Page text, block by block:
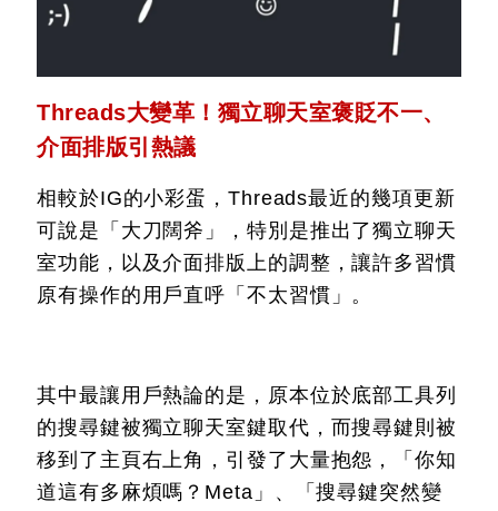
Threads大變革！獨立聊天室褒貶不一、
介面排版引熱議
相較於IG的小彩蛋，Threads最近的幾項更新
可說是「大刀闊斧」，特別是推出了獨立聊天
室功能，以及介面排版上的調整，讓許多習慣
原有操作的用戶直呼「不太習慣」。
其中最讓用戶熱論的是，原本位於底部工具列
的搜尋鍵被獨立聊天室鍵取代，而搜尋鍵則被
移到了主頁右上角，引發了大量抱怨，「你知
道這有多麻煩嗎？Meta」、「搜尋鍵突然變